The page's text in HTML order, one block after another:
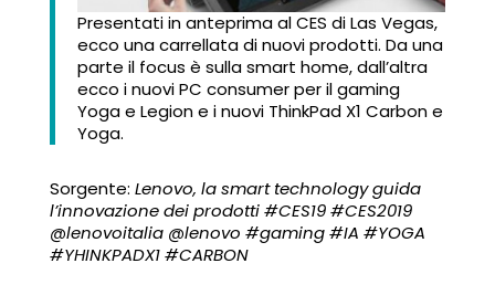
Presentati in anteprima al CES di Las Vegas,
ecco una carrellata di nuovi prodotti. Da una
parte il focus è sulla smart home, dall’altra
ecco i nuovi PC consumer per il gaming
Yoga e Legion e i nuovi ThinkPad X1 Carbon e
Yoga.
Sorgente: Lenovo, la smart technology guida
l’innovazione dei prodotti #CES19 #CES2019
@lenovoitalia @lenovo #gaming #IA #YOGA
#YHINKPADX1 #CARBON